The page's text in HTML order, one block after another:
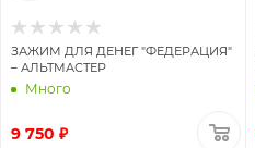
ЗАЖИМ ДЛЯ ДЕНЕГ "ФЕДЕРАЦИЯ"
– АЛЬТМАСТЕР
Много
9 750 ₽